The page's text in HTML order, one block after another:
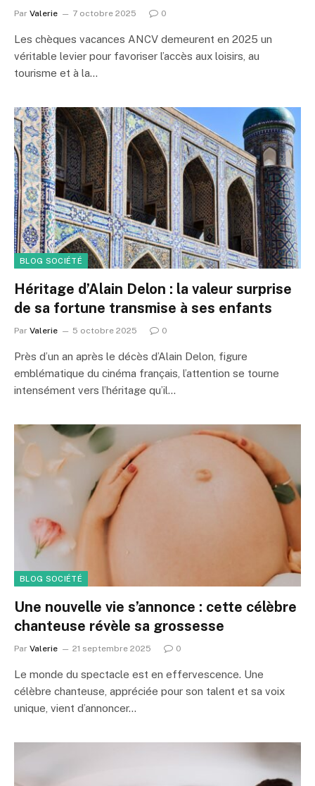
Par Valerie 7 octobre 2025 0
Les chèques vacances ANCV demeurent en 2025 un
véritable levier pour favoriser l’accès aux loisirs, au
tourisme et à la…
BLOG SOCIÉTÉ
Héritage d’Alain Delon : la valeur surprise
de sa fortune transmise à ses enfants
Par Valerie 5 octobre 2025 0
Près d’un an après le décès d’Alain Delon, figure
emblématique du cinéma français, l’attention se tourne
intensément vers l’héritage qu’il…
BLOG SOCIÉTÉ
Une nouvelle vie s’annonce : cette célèbre
chanteuse révèle sa grossesse
Par Valerie 21 septembre 2025 0
Le monde du spectacle est en effervescence. Une
célèbre chanteuse, appréciée pour son talent et sa voix
unique, vient d’annoncer…